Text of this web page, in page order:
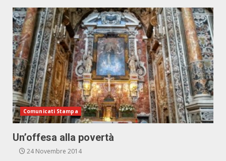
Comunicati Stampa
Un’offesa alla povertà
24 Novembre 2014